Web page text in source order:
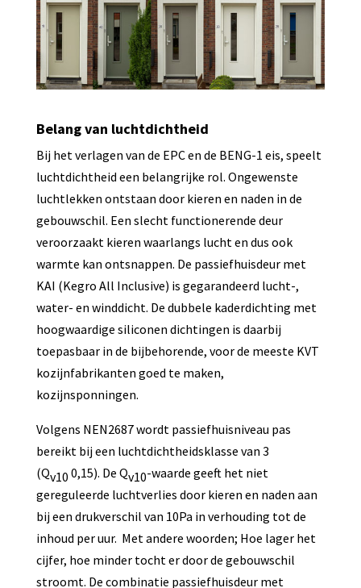
Belang van luchtdichtheid
Bij het verlagen van de EPC en de BENG-1 eis, speelt
luchtdichtheid een belangrijke rol. Ongewenste
luchtlekken ontstaan door kieren en naden in de
gebouwschil. Een slecht functionerende deur
veroorzaakt kieren waarlangs lucht en dus ook
warmte kan ontsnappen. De passiefhuisdeur met
KAI (Kegro All Inclusive) is gegarandeerd lucht-,
water- en winddicht. De dubbele kaderdichting met
hoogwaardige siliconen dichtingen is daarbij
toepasbaar in de bijbehorende, voor de meeste KVT
kozijnfabrikanten goed te maken,
kozijnsponningen.
Volgens NEN2687 wordt passiefhuisniveau pas
bereikt bij een luchtdichtheidsklasse van 3
(Qv10 0,15). De Qv10-waarde geeft het niet
gereguleerde luchtverlies door kieren en naden aan
bij een drukverschil van 10Pa in verhouding tot de
inhoud per uur. Met andere woorden; Hoe lager het
cijfer, hoe minder tocht er door de gebouwschil
stroomt. De combinatie passiefhuisdeur met